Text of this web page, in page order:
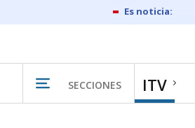
SECCIONES ITV